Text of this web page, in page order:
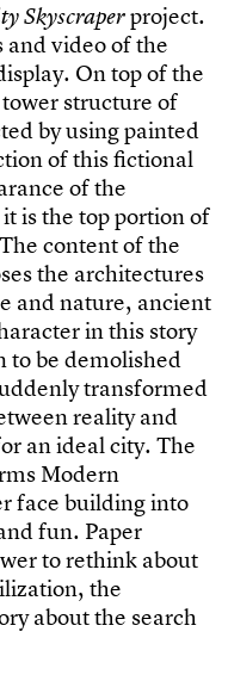
tySkyscraperproject.
andvideoofthe
isplay. Ontopofthe
tower structure of
tedbyusingpainted
tionofthisfctional
rance ofthe
itisthe topportionof
The contentofthe
sesthe architectures
e andnature, ancient
aracterinthis story
tobe demolished
ddenlytransformed
tweenreality and
or anidealcity. The
ms Modern
rface buildinginto
ndfun. Paper
wertorethink about
ilization, the
ry aboutthe search